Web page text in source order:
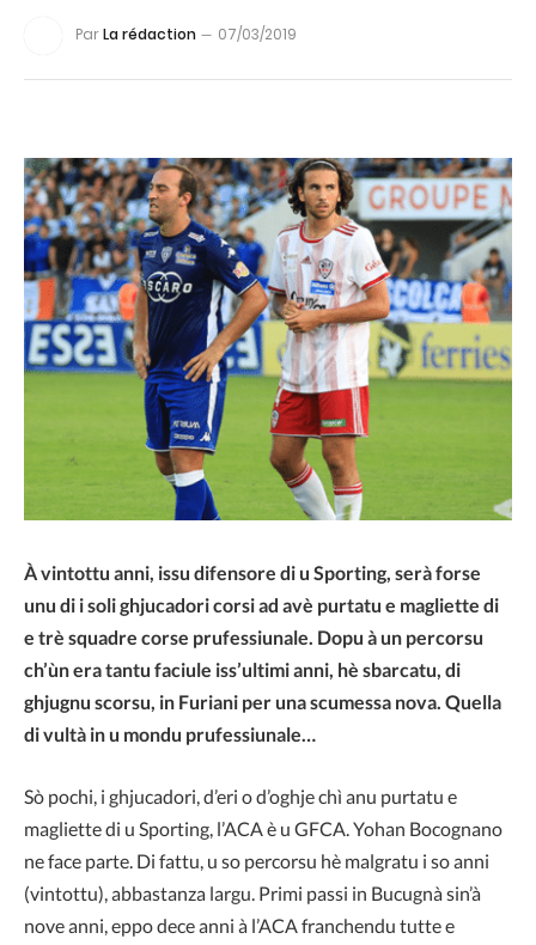
ParLa rédaction 07/03/2019
À vintottu anni, issu difensore di u Sporting, serà forse
unu di i soli ghjucadori corsi ad avè purtatu e magliette di
e trè squadre corse prufessiunale. Dopu à un percorsu
ch’ùn era tantu faciule iss’ultimi anni, hè sbarcatu, di
ghjugnu scorsu, in Furiani per una scumessa nova. Quella
di vultà in u mondu prufessiunale…
Sò pochi, i ghjucadori, d’eri o d’oghje chì anu purtatu e
magliette di u Sporting, l’ACA è u GFCA. Yohan Bocognano
ne face parte. Di fattu, u so percorsu hè malgratu i so anni
(vintottu), abbastanza largu. Primi passi in Bucugnà sin’à
nove anni, eppo dece anni à l’ACA franchendu tutte e